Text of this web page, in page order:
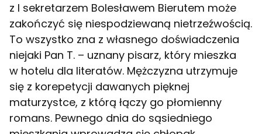
z I sekretarzem Bolesławem Bierutem może
zakończyć się niespodziewaną nietrzeźwością.
To wszystko zna z własnego doświadczenia
niejaki Pan T. – uznany pisarz, który mieszka
w hotelu dla literatów. Mężczyzna utrzymuje
się z korepetycji dawanych pięknej
maturzystce, z którą łączy go płomienny
romans. Pewnego dnia do sąsiedniego